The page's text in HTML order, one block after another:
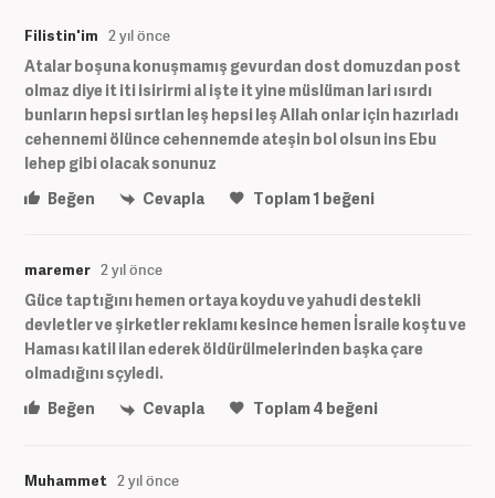
Filistin'im 2 yıl önce
Atalar boşuna konuşmamış gevurdan dost domuzdan post
olmaz diye it iti isirirmi al işte it yine müslüman lari ısırdı
bunların hepsi sırtlan leş hepsi leş Allah onlar için hazırladı
cehennemi ölünce cehennemde ateşin bol olsun ins Ebu
lehep gibi olacak sonunuz
Beğen
Cevapla Toplam1 beğeni
maremer 2 yıl önce
Güce taptığını hemen ortaya koydu ve yahudi destekli
devletler ve şirketler reklamı kesince hemen İsraile koştu ve
Haması katil ilan ederek öldürülmelerinden başka çare
olmadığını sçyledi.
Beğen
Cevapla Toplam4 beğeni
Muhammet 2 yıl önce